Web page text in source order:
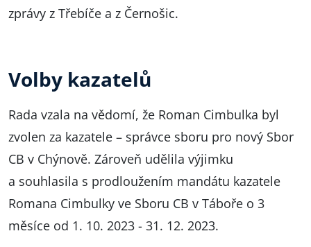
zprávy z Třebíče a z Černošic.
Volby kazatelů
Rada vzala na vědomí, že Roman Cimbulka byl
zvolen za kazatele – správce sboru pro nový Sbor
CB v Chýnově. Zároveň udělila výjimku
a souhlasila s prodloužením mandátu kazatele
Romana Cimbulky ve Sboru CB v Táboře o 3
měsíce od 1. 10. 2023 - 31. 12. 2023.